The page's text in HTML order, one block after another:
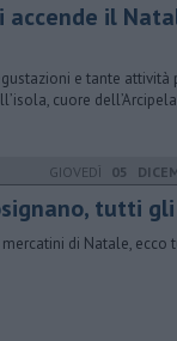
accende il
e tante
cuore
GIOVEDÌ 05
tutti
di Natale, ecco